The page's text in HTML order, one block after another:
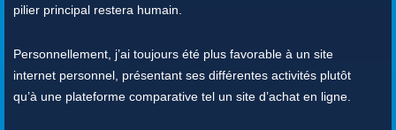
pilier principal restera humain.
Personnellement, j’ai toujours été plus favorable à un site
internet personnel, présentant ses différentes activités plutôt
qu’à une plateforme comparative tel un site d’achat en ligne.